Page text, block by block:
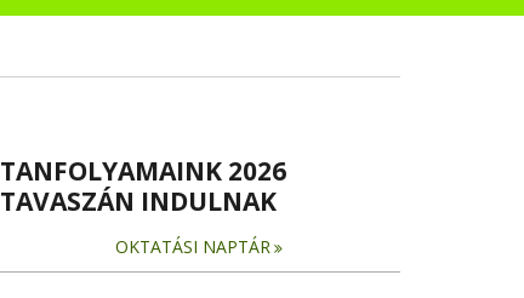
TANFOLYAMAINK 2026
TAVASZÁN INDULNAK
OKTATÁSI NAPTÁR